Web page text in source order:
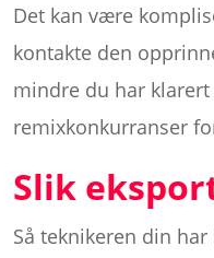
Det kan være
kontakte den
mindre du har
remixkonkurranser
Slik
Så teknikeren din